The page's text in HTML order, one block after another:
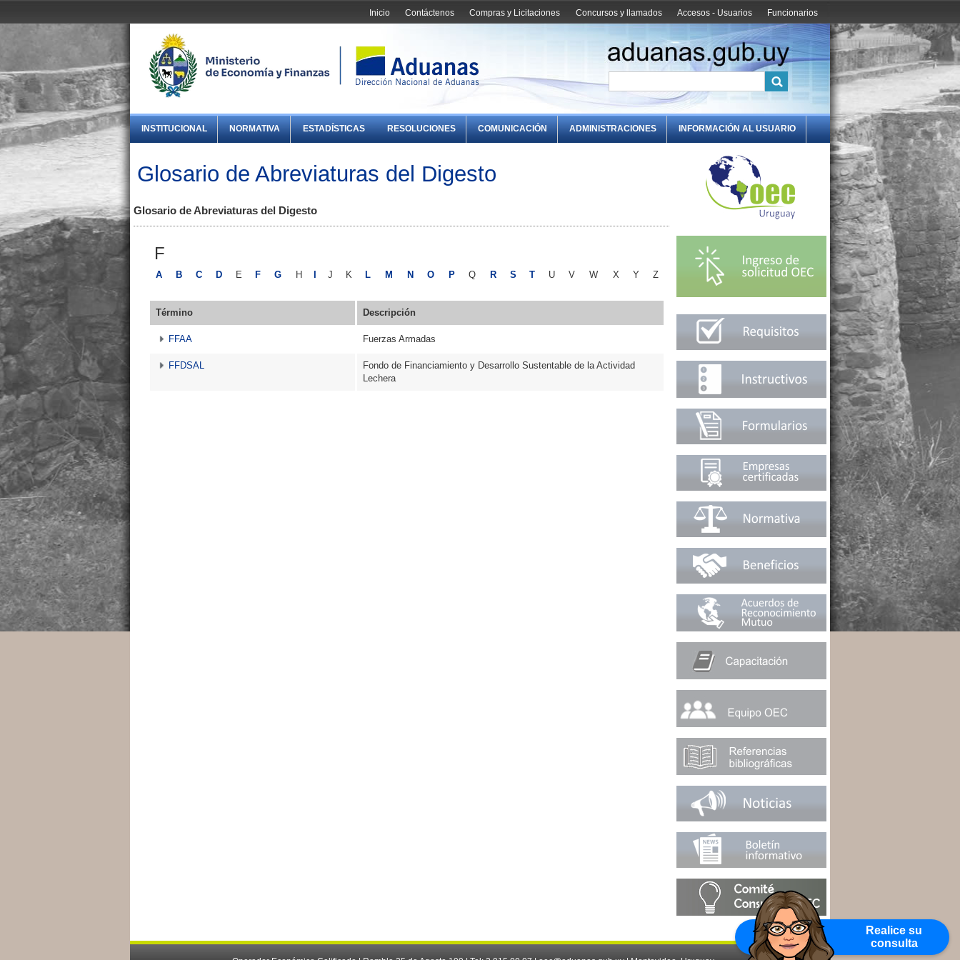
Funcionarios
Accesos - Usuarios
Concursos y llamados
Compras y Licitaciones
Contáctenos
Inicio
Realice su
consulta
INSTITUCIONAL NORMATIVA ESTADÍSTICAS RESOLUCIONES COMUNICACIÓN ADMINISTRACIONES INFORMACIÓN AL USUARIO
Glosario de Abreviaturas del Digesto
Glosario de Abreviaturas del Digesto
F
A B C D E F G H J K L M N O P Q R S T U V W X Y Z
Término Descripción
FFAA Fuerzas Armadas
FFDSAL
Fondo de Financiamiento y Desarrollo Sustentable de la Actividad
Lechera